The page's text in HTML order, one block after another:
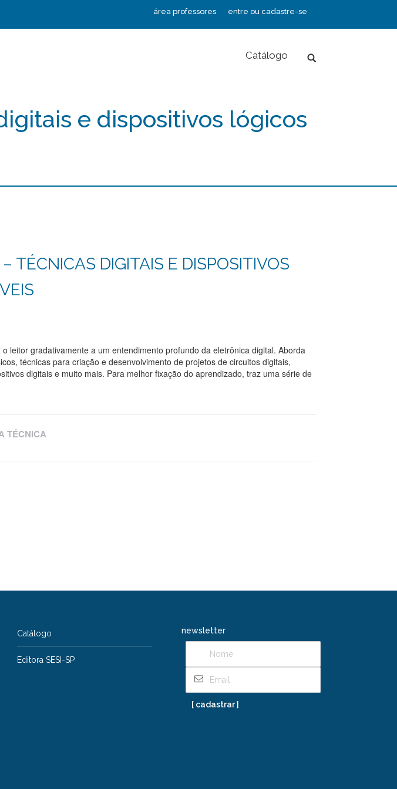
área professores entre ou cadastre-se
Catálogo Search:
e dispositivos lógicos
TÉCNICAS DIGITAIS E DISPOSITIVOS
leitor gradativamente a um entendimento profundo da eletrônica digital. Aborda
técnicas para criação e desenvolvimento de projetos de circuitos digitais,
digitais e muito mais. Para melhor fixação do aprendizado, traz uma série de
TÉCNICA
Catálogo
Editora SESI-SP
newsletter
[ cadastrar ]